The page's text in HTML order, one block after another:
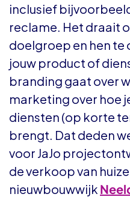
inclusief
reclame. Het draait
doelgroep en hen te
jouw product of
branding gaat over
marketing over hoe
diensten (op korte
brengt. Dat deden
voor JaJo
de verkoop van
nieuwbouwwijk